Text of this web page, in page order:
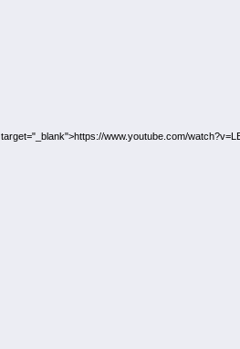
target="_blank">https://www.youtube.com/